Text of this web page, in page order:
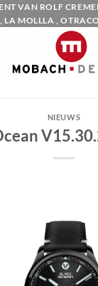
VAN ROLF
LA MOLLLA ,
NIEUWS